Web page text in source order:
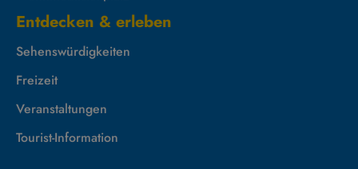
Entdecken & erleben
Sehenswürdigkeiten
Freizeit
Veranstaltungen
Tourist-Information